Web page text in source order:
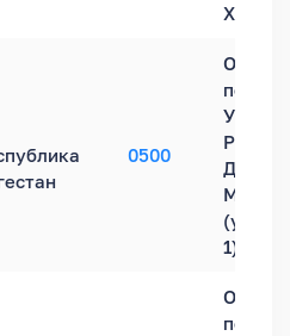
0500
УФНС
(ул.
1)